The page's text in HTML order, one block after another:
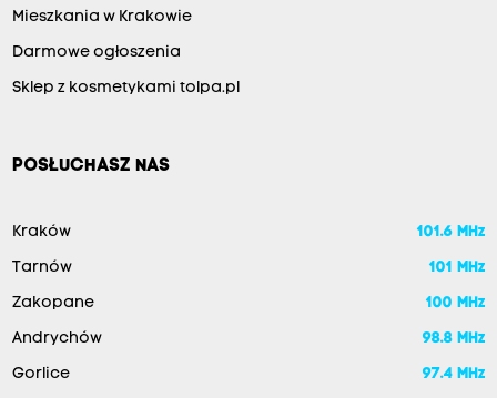
Mieszkania w Krakowie
Darmowe ogłoszenia
Sklep z kosmetykami tolpa.pl
POSŁUCHASZ NAS
Kraków 101.6 MHz
Tarnów 101 MHz
Zakopane 100 MHz
Andrychów 98.8 MHz
Gorlice 97.4 MHz